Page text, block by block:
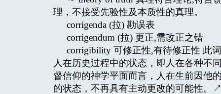
理，不接受先验性及本质性的真理。
corrigenda (拉) 勘误表
corrigendum (拉) 更正,需改正之错
corrigibility 可修正性,有待修正性 此
人在历史过程中的状态，即人在各种不
督信仰的神学平面而言，人在生前因他
的状态，不再具有主动更改的可能性。